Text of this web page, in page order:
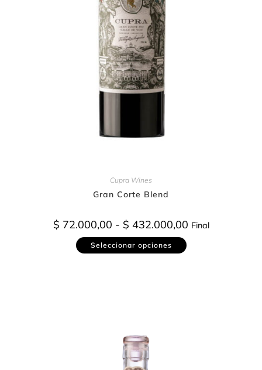
Cupra Wines
Gran Corte Blend
$ 72.000,00 - $ 432.000,00 Final
Seleccionar opciones